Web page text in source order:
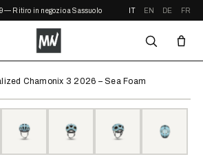
— Ritiro in negozio a Sassuolo IT EN DE FR
Chamonix 3 2026 – Sea Foam⤢ ZOOM